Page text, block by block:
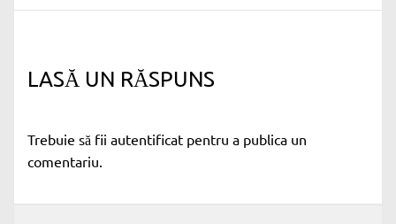
LASĂ UN RĂSPUNS
Trebuie să fii autentificat pentru a publica un
comentariu.